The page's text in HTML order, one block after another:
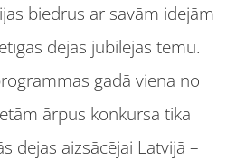
biedrus ar savām idejām
dejas jubilejas tēmu.
gadā viena no
ārpus konkursa tika
dejas aizsācējai Latvijā –